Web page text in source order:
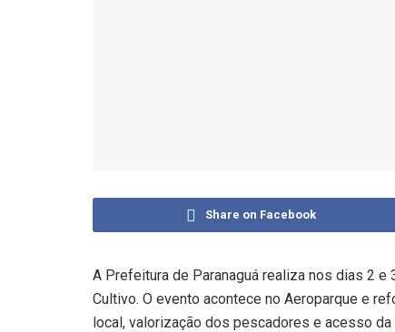
Share on Facebook
A Prefeitura de Paranaguá realiza nos dias 2
Cultivo. O evento acontece no Aeroparque e
local, valorização dos pescadores e acesso